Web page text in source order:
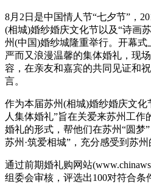
8月2日是中国情人节“七夕节”，
(相城)婚纱婚庆文化节以及“诗画
州(中国)婚纱城隆重举行。开幕
严而又浪漫温馨的集体婚礼，现
容，在亲友和嘉宾的共同见证和
言。
作为本届苏州(相城)婚纱婚庆文
人集体婚礼”旨在关爱来苏州工
婚礼的形式，帮他们在苏州“圆梦
苏州·筑爱相城”，充分感受到苏州
通过前期婚礼购网站
组委会审核，评选出100对符合条